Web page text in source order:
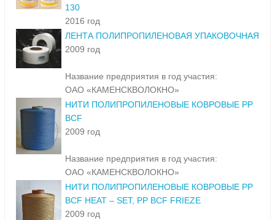
130
2016 год
ЛЕНТА ПОЛИПРОПИЛЕНОВАЯ УПАКОВОЧНАЯ
2009 год
Название предприятия в год участия:
ОАО «КАМЕНСКВОЛОКНО»
НИТИ ПОЛИПРОПИЛЕНОВЫЕ КОВРОВЫЕ РР
BCF
2009 год
Название предприятия в год участия:
ОАО «КАМЕНСКВОЛОКНО»
НИТИ ПОЛИПРОПИЛЕНОВЫЕ КОВРОВЫЕ РР
BCF HEAT – SET, PP BCF FRIEZE
2009 год